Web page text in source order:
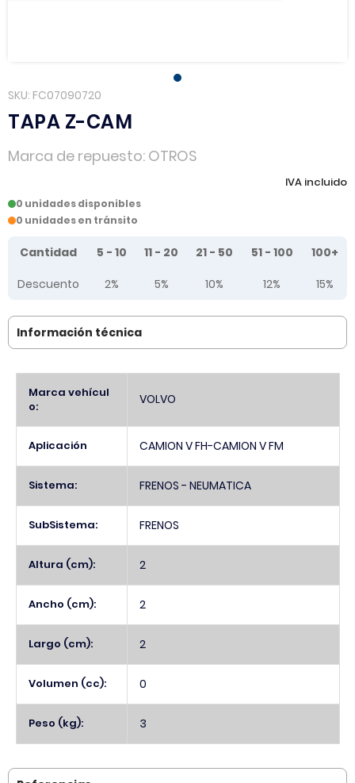
SKU FC07090720
TAPA Z-CAM
Marca de repuesto OTROS
IVA incluido
0 unidades disponibles
0 unidades en tránsito
Tier prices table
Cantidad 5 - 10 11 - 20 21 - 50 51 - 100
100+
Descuento
2% 5% 10% 12% 15%
Información técnica
Información
Marca vehícul
o:
VOLVO
Aplicación CAMION V FH-CAMION V FM
Sistema: FRENOS - NEUMATICA
SubSistema: FRENOS
Altura (cm): 2
Ancho (cm): 2
Largo (cm): 2
Volumen (cc): 0
Peso (kg): 3